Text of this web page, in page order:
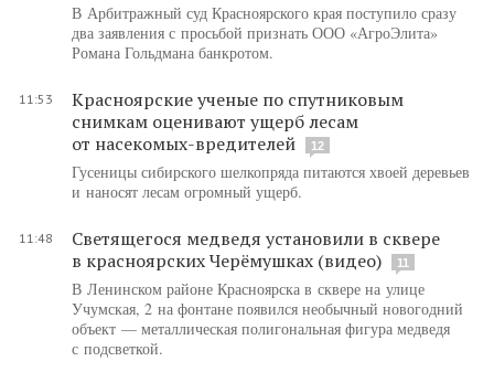
В Арбитражный суд Красноярского края поступило сразу
два заявления с просьбой признать ООО «АгроЭлита»
Романа Гольдмана банкротом.
11:53
Красноярские ученые по спутниковым
снимкам оценивают ущерб лесам
от насекомых-вредителей
12
Гусеницы сибирского шелкопряда питаются хвоей деревьев
и наносят лесам огромный ущерб.
11:48
Светящегося медведя установили в сквере
в красноярских Черёмушках (видео)
11
В Ленинском районе Красноярска в сквере на улице
Учумская, 2 на фонтане появился необычный новогодний
объект — металлическая полигональная фигура медведя
с подсветкой.